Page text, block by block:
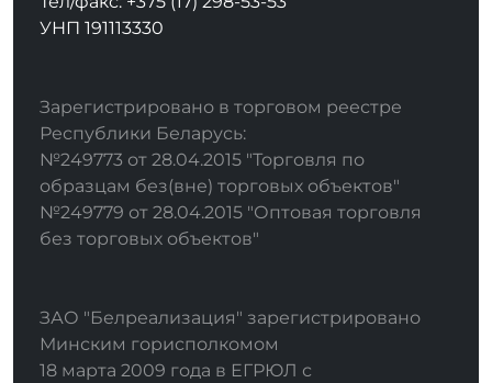
УНП 191113330
Зарегистрировано в торговом реестре
Республики Беларусь:
№249773 от 28.04.2015 "Торговля по
образцам без(вне) торговых объектов"
№249779 от 28.04.2015 "Оптовая торговля
без торговых объектов"
ЗАО "Белреализация" зарегистрировано
Минским горисполкомом
18 марта 2009 года в ЕГРЮЛ с